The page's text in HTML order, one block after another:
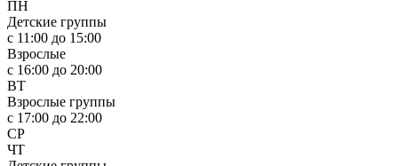
ПН
Детские группы
с 11:00 до 15:00
Взрослые
с 16:00 до 20:00
ВТ
Взрослые группы
с 17:00 до 22:00
СР
ЧТ